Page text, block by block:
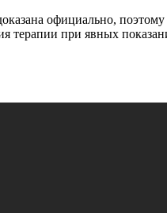
официально, поэтому
терапии при явных